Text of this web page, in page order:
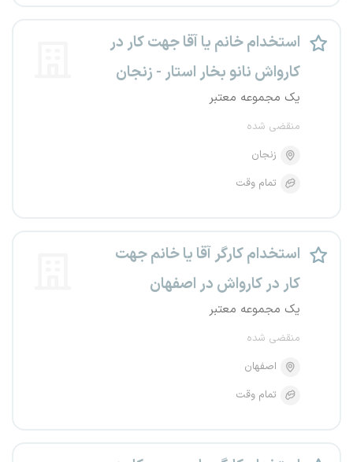
استخدام خانم یا آقا جهت کار در
کارواش نانو بخار استار - زنجان
یک مجموعه معتبر
منقضی شده
زنجان
تمام وقت
استخدام کارگر آقا یا خانم جهت
کار در کارواش در اصفهان
یک مجموعه معتبر
منقضی شده
اصفهان
تمام وقت